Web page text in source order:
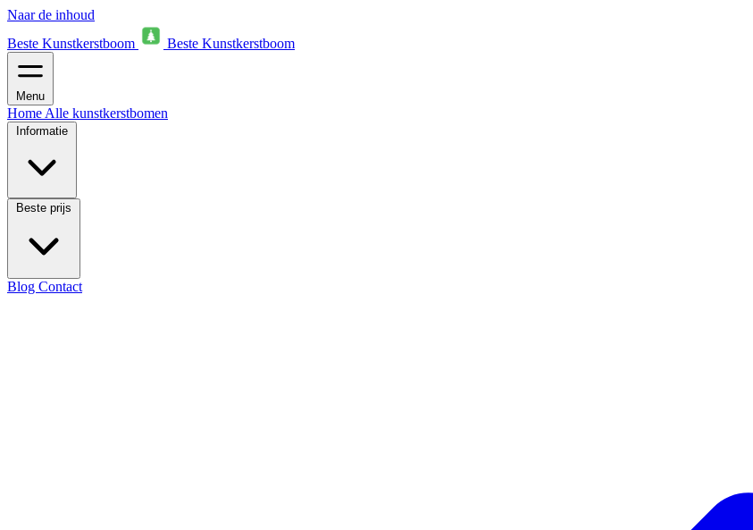
Naar de inhoud
Beste Kunstkerstboom
Beste Kunstkerstboom
Menu
Home Alle kunstkerstbomen
Informatie
Beste prijs
Blog Contact